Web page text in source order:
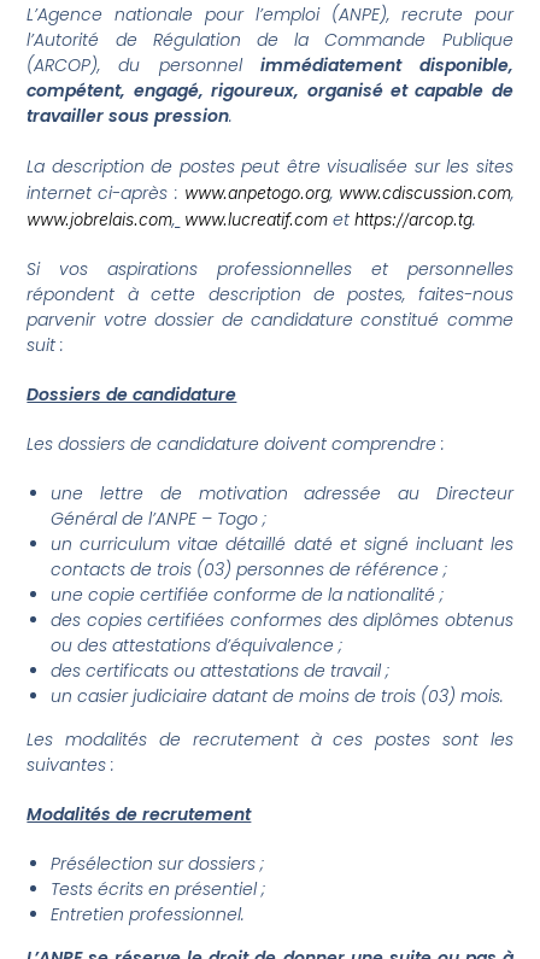
L’Agence nationale pour l’emploi (ANPE), recrute pour
l’Autorité de Régulation de la Commande Publique
(ARCOP), du personnel immédiatement disponible,
compétent, engagé, rigoureux, organisé et capable de
travailler sous pression.
La description de postes peut être visualisée sur les sites
internet ci-après : www.anpetogo.org, www.cdiscussion.com,
www.jobrelais.com, www.lucreatif.com ethttps://arcop.tg.
Si vos aspirations professionnelles et personnelles
répondent à cette description de postes, faites-nous
parvenir votre dossier de candidature constitué comme
suit :
Dossiers de candidature
Les dossiers de candidature doivent comprendre :
une lettre de motivation adressée au Directeur
Général de l’ANPE – Togo ;
un curriculum vitae détaillé daté et signé incluant les
contacts de trois (03) personnes de référence ;
une copie certifiée conforme de la nationalité ;
des copies certifiées conformes des diplômes obtenus
ou des attestations d’équivalence ;
des certificats ou attestations de travail ;
un casier judiciaire datant de moins de trois (03) mois.
Les modalités de recrutement à ces postes sont les
suivantes :
Modalités de recrutement
Présélection sur dossiers ;
Tests écrits en présentiel ;
Entretien professionnel.